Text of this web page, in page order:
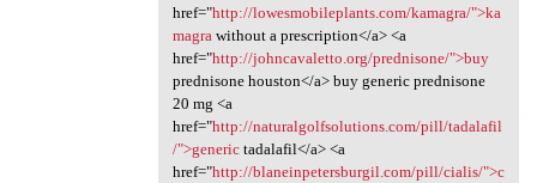
href="http://lowesmobileplants.com/kamagra/">ka
magra without a prescription</a> <a
href="http://johncavaletto.org/prednisone/">buy
prednisone houston</a> buy generic prednisone
20 mg <a
href="http://naturalgolfsolutions.com/pill/tadalafil
/">generictadalafil</a> <a
href="http://blaneinpetersburgil.com/pill/cialis/">c